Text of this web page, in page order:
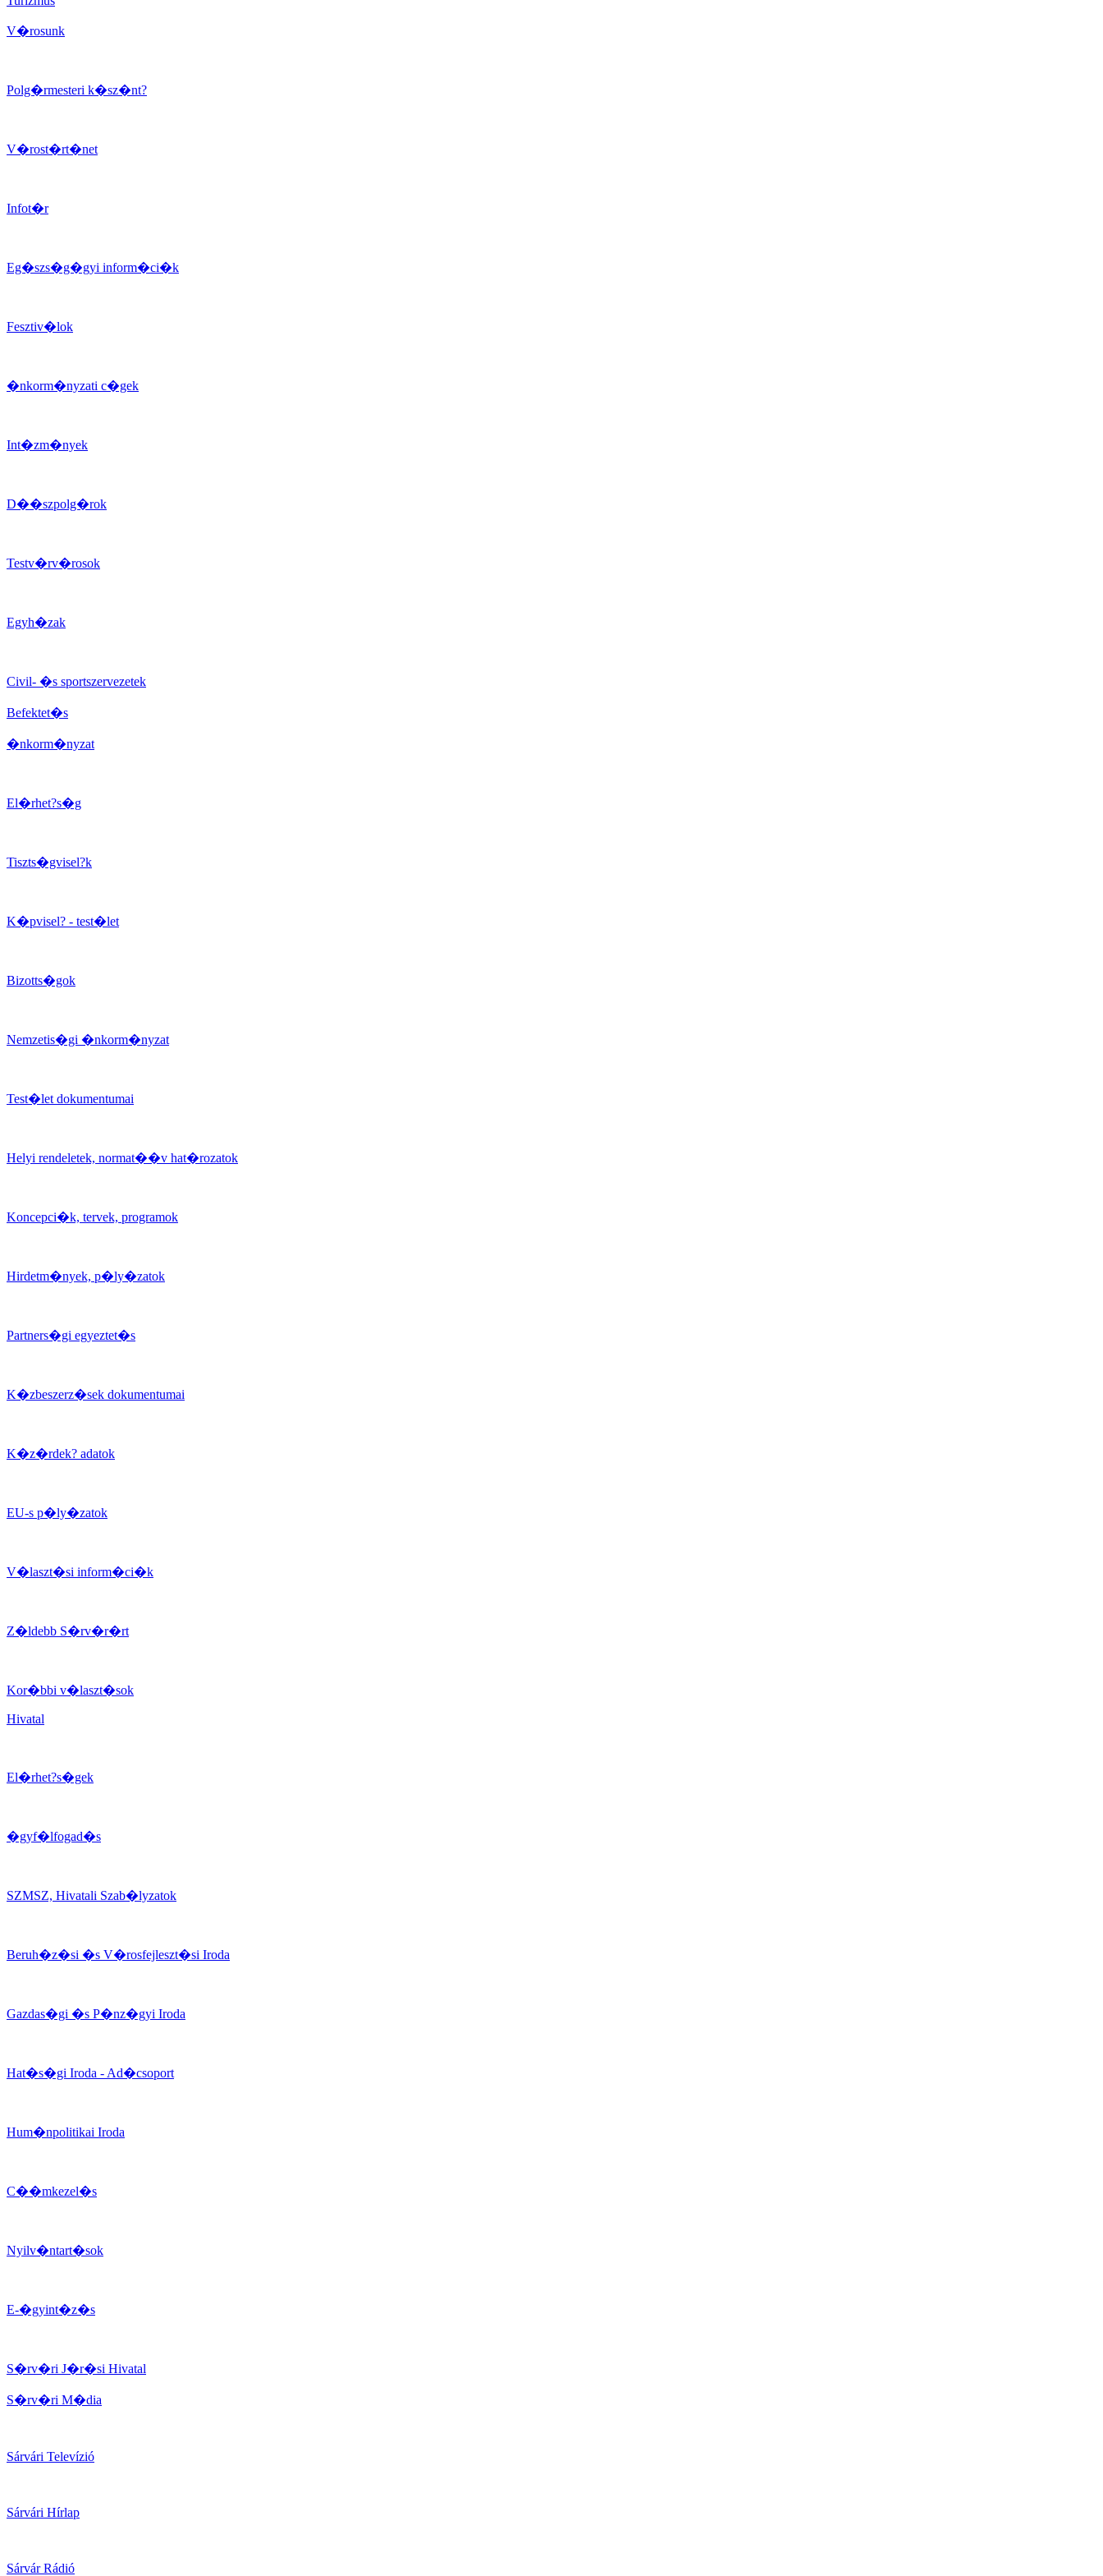
V�rosunk
Polg�rmesteri k�sz�nt?
V�rost�rt�net
Infot�r
Eg�szs�g�gyi inform�ci�k
Fesztiv�lok
�nkorm�nyzati c�gek
Int�zm�nyek
D��szpolg�rok
Testv�rv�rosok
Egyh�zak
Civil- �s sportszervezetek
Befektet�s
�nkorm�nyzat
El�rhet?s�g
Tiszts�gvisel?k
K�pvisel? - test�let
Bizotts�gok
Nemzetis�gi �nkorm�nyzat
Test�let dokumentumai
Helyi rendeletek, normat��v hat�rozatok
Koncepci�k, tervek, programok
Hirdetm�nyek, p�ly�zatok
Partners�gi egyeztet�s
K�zbeszerz�sek dokumentumai
K�z�rdek? adatok
EU-s p�ly�zatok
V�laszt�si inform�ci�k
Z�ldebb S�rv�r�rt
Kor�bbi v�laszt�sok
Hivatal
El�rhet?s�gek
�gyf�lfogad�s
SZMSZ, Hivatali Szab�lyzatok
Beruh�z�si �s V�rosfejleszt�si Iroda
Gazdas�gi �s P�nz�gyi Iroda
Hat�s�gi Iroda - Ad�csoport
Hum�npolitikai Iroda
C��mkezel�s
Nyilv�ntart�sok
E-�gyint�z�s
S�rv�ri J�r�si Hivatal
S�rv�ri M�dia
Sárvári Televízió
Sárvári Hírlap
Sárvár Rádió